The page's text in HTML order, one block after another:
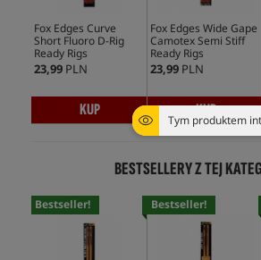
Tym produktem
Fox Edges Curve
Short Fluoro D-Rig
Ready Rigs
23,99 PLN
KUP
Fox Edges Wide Gape
Camotex Semi Stiff
Ready Rigs
23,99 PLN
KUP
BESTSELLERY Z TEJ
Bestseller! Bestseller!